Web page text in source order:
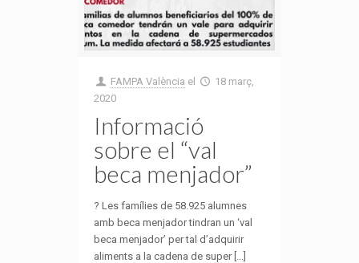
FAMPA València el
18 març,
2020
Informació
sobre el “val
beca menjador”
? Les famílies de 58.925 alumnes
amb beca menjador tindran un ‘val
beca menjador’ per tal d’adquirir
aliments a la cadena de super [...]